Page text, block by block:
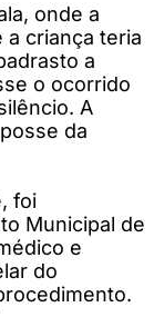
onde a
criança teria
a
o ocorrido
A
da
foi
Municipal de
e
do